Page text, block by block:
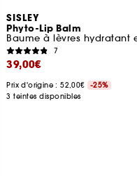
SISLEY
Phyto-Lip Balm
7
39,00€
Prix d'origine : 52,00€
-25%
3 teintes disponibles